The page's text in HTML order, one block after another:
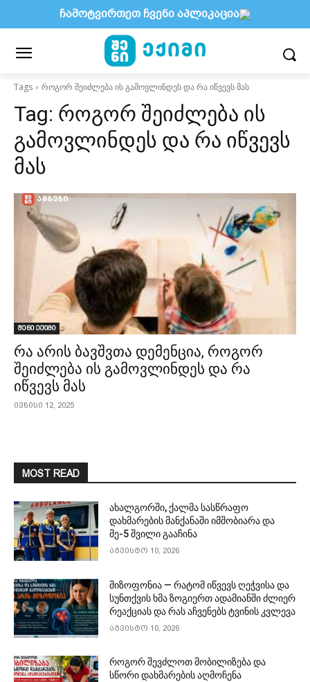
Tags როგორ შეიძლება ის გამოვლინდეს და რა იწვევს მას
Tag: როგორ შეიძლება ის
გამოვლინდეს და რა იწვევს
მას
შენი ექიმი
რა არის ბავშვთა დემენცია, როგორ
შეიძლება ის გამოვლინდეს და რა
იწვევს მას
ივნისი 12, 2025
MOST READ
ახალგორში, ქალმა სასწრაფო
დახმარების მანქანაში იმშობიარა და
მე-5 შვილი გააჩინა
აგვისტო 10, 2026
მიზოფონია — რატომ იწვევს ღეჭვისა და
სუნთქვის ხმა ზოგიერთ ადამიანში ძლიერ
რეაქციას და რას აჩვენებს ტვინის კვლევა
აგვისტო 10, 2026
როგორ შევძლოთ მობილიზება და
სწორი დახმარების აღმოჩენა
ჩამოტვირთეთ ჩვენი აპლიკაცია